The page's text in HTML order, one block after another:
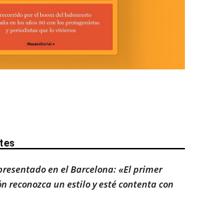
en el Barcelona: «El primer
reconozca un estilo y esté contenta con